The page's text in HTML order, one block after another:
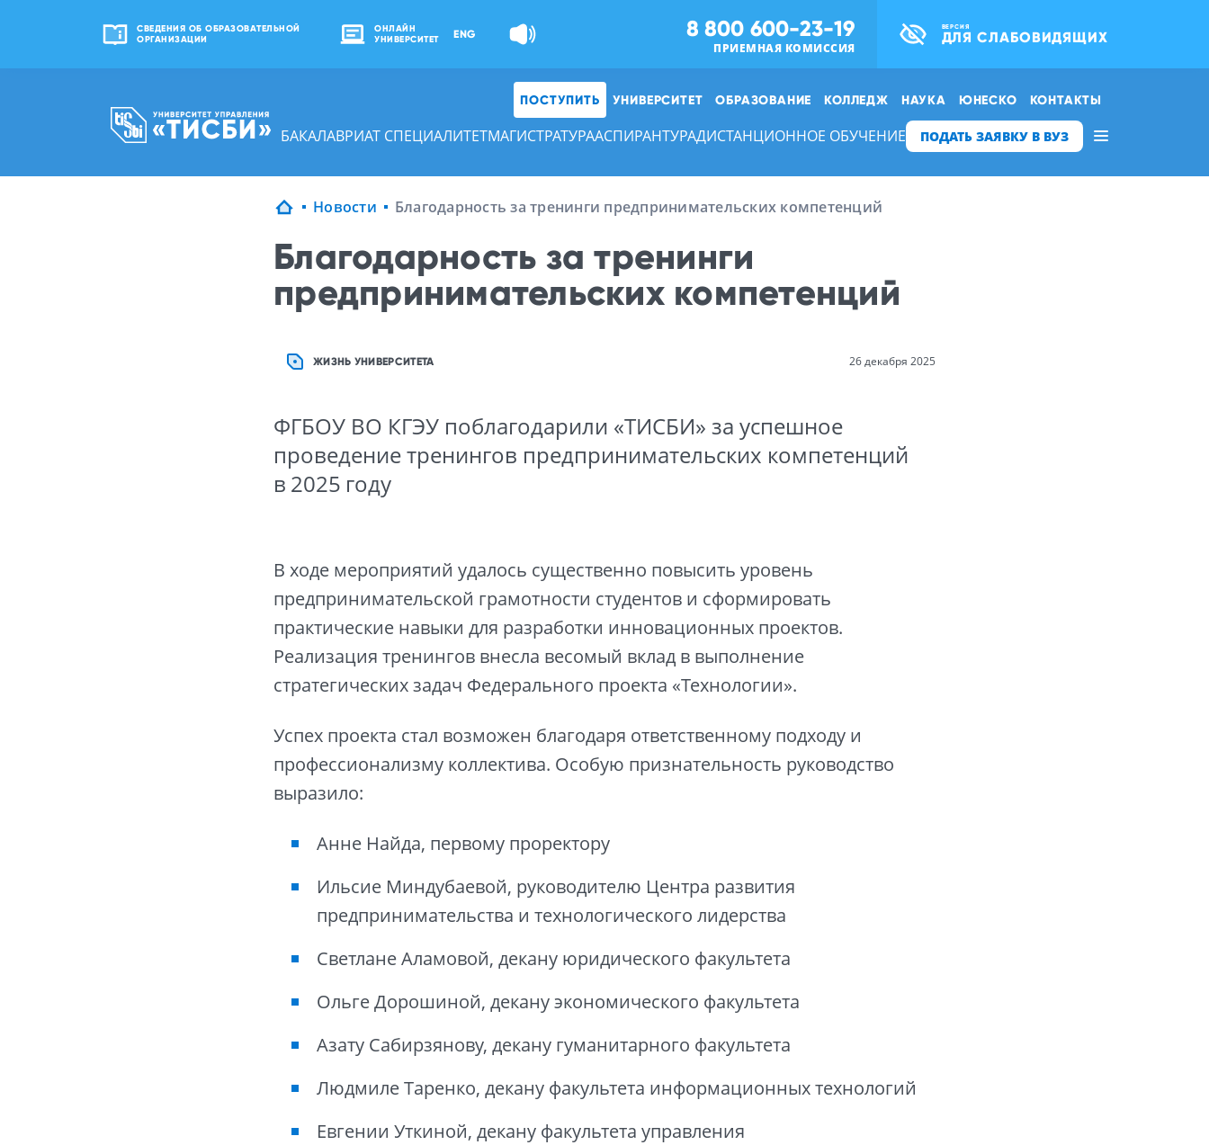
СВЕДЕНИЯ ОБ ОБРАЗОВАТЕЛЬНОЙ
ОРГАНИЗАЦИИ
ОНЛАЙН
УНИВЕРСИТЕТ
ENG 8 800 600-23-19
ПРИЕМНАЯ КОМИССИЯ
ВЕРСИЯ
ДЛЯ СЛАБОВИДЯЩИХ
ПОСТУПИТЬ УНИВЕРСИТЕТ ОБРАЗОВАНИЕ КОЛЛЕДЖ НАУКА ЮНЕСКО КОНТАКТЫ
БАКАЛАВРИАТ СПЕЦИАЛИТЕТМАГИСТРАТУРААСПИРАНТУРАДИСТАНЦИОННОЕ ОБУЧЕНИЕ ПОДАТЬ ЗАЯВКУ В ВУЗ
Новости Благодарность за тренинги предпринимательских компетенций
Благодарность за тренинги
предпринимательских компетенций
ЖИЗНЬ УНИВЕРСИТЕТА 26 декабря 2025
ФГБОУ ВО КГЭУ поблагодарили «ТИСБИ» за успешное
проведение тренингов предпринимательских компетенций
в 2025 году
В ходе мероприятий удалось существенно повысить уровень
предпринимательской грамотности студентов и сформировать
практические навыки для разработки инновационных проектов.
Реализация тренингов внесла весомый вклад в выполнение
стратегических задач Федерального проекта «Технологии».
Успех проекта стал возможен благодаря ответственному подходу и
профессионализму коллектива. Особую признательность руководство
выразило:
Анне Найда, первому проректору
Ильсие Миндубаевой, руководителю Центра развития
предпринимательства и технологического лидерства
Светлане Аламовой, декану юридического факультета
Ольге Дорошиной, декану экономического факультета
Азату Сабирзянову, декану гуманитарного факультета
Людмиле Таренко, декану факультета информационных технологий
Евгении Уткиной, декану факультета управления